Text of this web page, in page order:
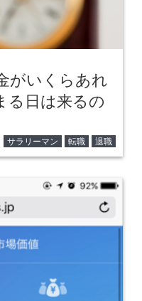
がいくらあれ
る日は来るの
サラリーマン 転職 退職